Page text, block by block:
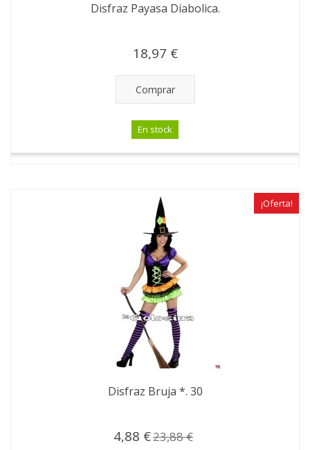
Disfraz Payasa Diabolica.
18,97 €
Comprar
En stock
¡Oferta!
Disfraz Bruja *. 30
4,88 €23,88 €